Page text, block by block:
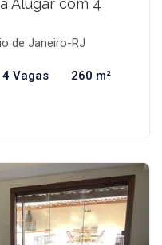
Alugar com 4
de Janeiro-RJ
4 Vagas 260 m²